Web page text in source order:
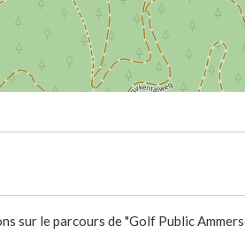
sur le parcours de "Golf Public